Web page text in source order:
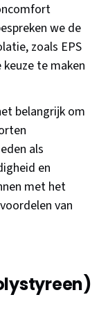
we de
zoals EPS
te maken
belangrijk om
als
en
met het
van